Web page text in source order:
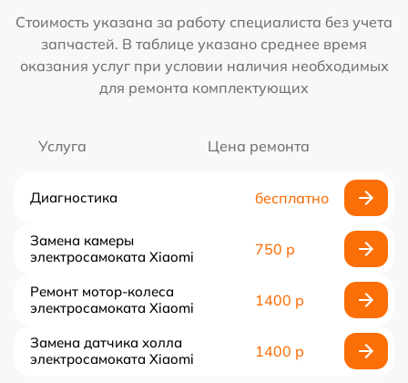
Стоимость указана за работу специалиста без учета
запчастей. В таблице указано среднее время
оказания услуг при условии наличия необходимых
для ремонта комплектующих
Услуга Цена ремонта
Диагностика бесплатно
Замена камеры
электросамоката Xiaomi
750 р
Ремонт мотор-колеса
электросамоката Xiaomi
1400 р
Замена датчика холла
электросамоката Xiaomi
1400 р